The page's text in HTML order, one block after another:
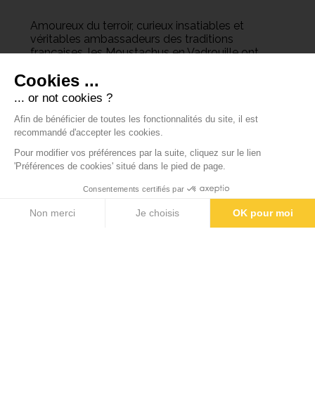
Amoureux du terroir, curieux insatiables et
véritables ambassadeurs des traditions
françaises, les Moustachus en Vadrouille ont
précise : partir à la recherche de la meilleure
raclette, directement là où elle est née,
des Alpes.
Car ici la raclette est bien plus qu’un simple plat.
La Raclette de Savoie IGP est un vrai
fromage sous signe de qualité, elle incarne
un savoir-faire, une histoire et un lien fort avec
le territoire. Pour ces fervents défenseurs des
bons produits, impossible de passer à côté de